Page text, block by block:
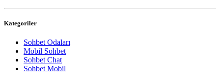
Kategoriler
Sohbet Odaları
Mobil Sohbet
Sohbet Chat
Sohbet Mobil